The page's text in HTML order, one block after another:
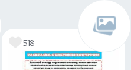
518